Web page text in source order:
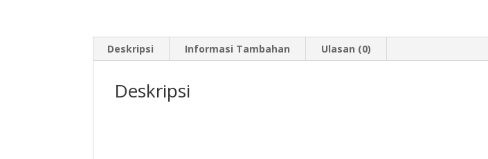
Deskripsi Informasi Tambahan Ulasan (0)
Deskripsi